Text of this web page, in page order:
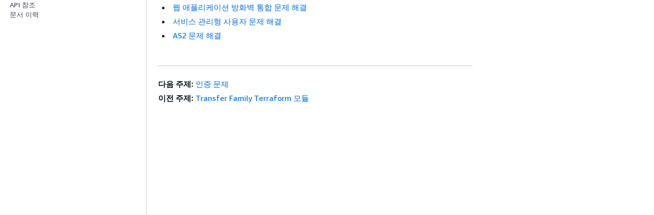
API 참조
문서 이력
웹 애플리케이션 방화벽 통합 문제 해결
서비스 관리형 사용자 문제 해결
AS2 문제 해결
다음 주제: 인증 문제
이전 주제: Transfer Family Terraform 모듈